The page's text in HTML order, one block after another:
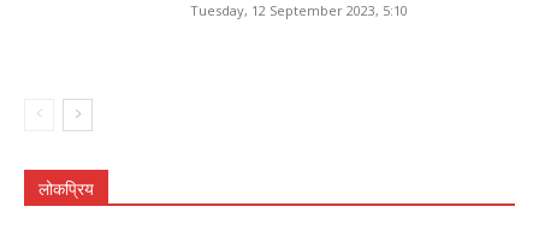
Tuesday, 12 September 2023, 5:10
लोकप्रिय